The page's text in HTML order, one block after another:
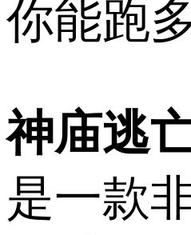
你能跑
神庙逃
是一款